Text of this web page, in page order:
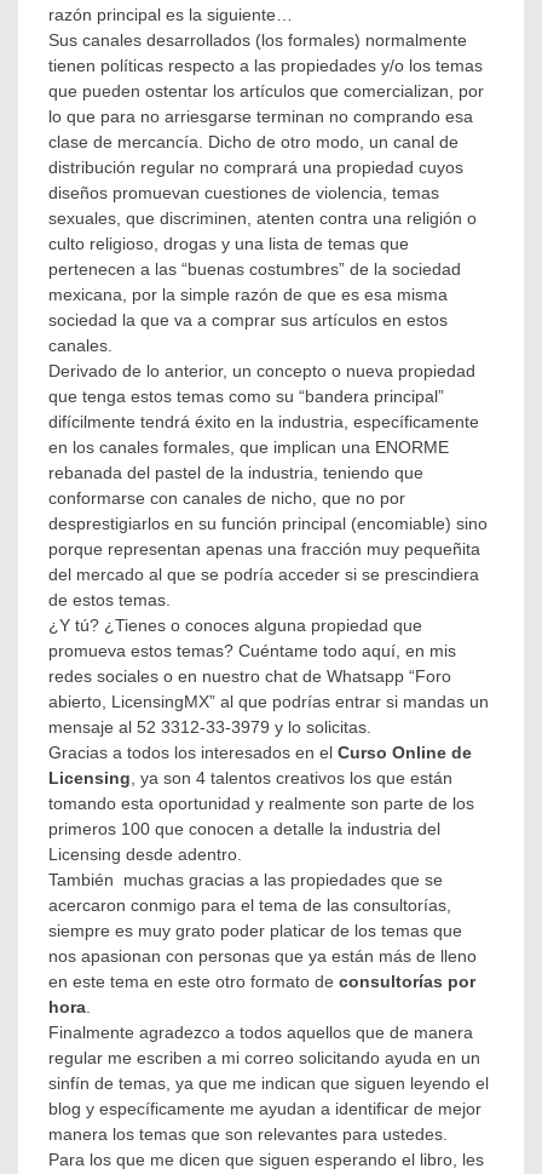
razón principal es la siguiente…
Sus canales desarrollados (los formales) normalmente
tienen políticas respecto a las propiedades y/o los temas
que pueden ostentar los artículos que comercializan, por
lo que para no arriesgarse terminan no comprando esa
clase de mercancía. Dicho de otro modo, un canal de
distribución regular no comprará una propiedad cuyos
diseños promuevan cuestiones de violencia, temas
sexuales, que discriminen, atenten contra una religión o
culto religioso, drogas y una lista de temas que
pertenecen a las “buenas costumbres” de la sociedad
mexicana, por la simple razón de que es esa misma
sociedad la que va a comprar sus artículos en estos
canales.
Derivado de lo anterior, un concepto o nueva propiedad
que tenga estos temas como su “bandera principal”
difícilmente tendrá éxito en la industria, específicamente
en los canales formales, que implican una ENORME
rebanada del pastel de la industria, teniendo que
conformarse con canales de nicho, que no por
desprestigiarlos en su función principal (encomiable) sino
porque representan apenas una fracción muy pequeñita
del mercado al que se podría acceder si se prescindiera
de estos temas.
¿Y tú? ¿Tienes o conoces alguna propiedad que
promueva estos temas? Cuéntame todo aquí, en mis
redes sociales o en nuestro chat de Whatsapp “Foro
abierto, LicensingMX” al que podrías entrar si mandas un
mensaje al 52 3312-33-3979 y lo solicitas.
Gracias a todos los interesados en el Curso Online de
Licensing , ya son 4 talentos creativos los que están
tomando esta oportunidad y realmente son parte de los
primeros 100 que conocen a detalle la industria del
Licensing desde adentro.
También muchas gracias a las propiedades que se
acercaron conmigo para el tema de las consultorías,
siempre es muy grato poder platicar de los temas que
nos apasionan con personas que ya están más de lleno
en este tema en este otro formato de consultorías por
hora
Finalmente agradezco a todos aquellos que de manera
regular me escriben a mi correo solicitando ayuda en un
sinfín de temas, ya que me indican que siguen leyendo el
blog y específicamente me ayudan a identificar de mejor
manera los temas que son relevantes para ustedes.
Para los que me dicen que siguen esperando el libro, les